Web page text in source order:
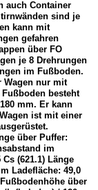
auch Container
sind je
kann mit
gefahren
über FO
je 8 Drehrungen
im Fußboden.
Wagen nur mit
besteht
mm. Er kann
ist mit einer
über Puffer:
im
(621.1) Länge
Ladefläche: 49,0
über